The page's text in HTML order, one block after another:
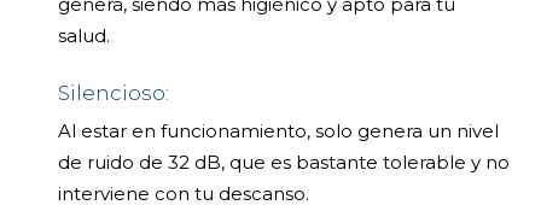
salud.
Silencioso:
Al estar en funcionamiento, solo genera un nivel
de ruido de 32 dB, que es bastante tolerable y no
interviene con tu descanso.